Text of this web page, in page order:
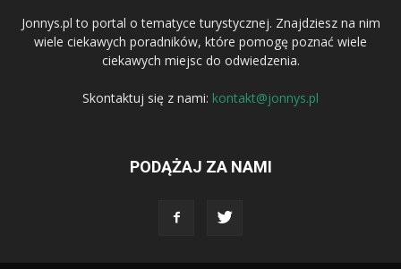
Jonnys.pl to portal o tematyce turystycznej. Znajdziesz na nim
wiele ciekawych poradników, które pomogę poznać wiele
ciekawych miejsc do odwiedzenia.
Skontaktuj się z nami: kontakt@jonnys.pl
PODĄŻAJ ZA NAMI